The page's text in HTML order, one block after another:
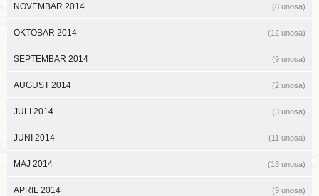
NOVEMBAR 2014 (8 unosa)
OKTOBAR 2014 (12 unosa)
SEPTEMBAR 2014 (9 unosa)
AUGUST 2014 (2 unosa)
JULI 2014 (3 unosa)
JUNI 2014 (11 unosa)
MAJ 2014 (13 unosa)
APRIL 2014 (9 unosa)